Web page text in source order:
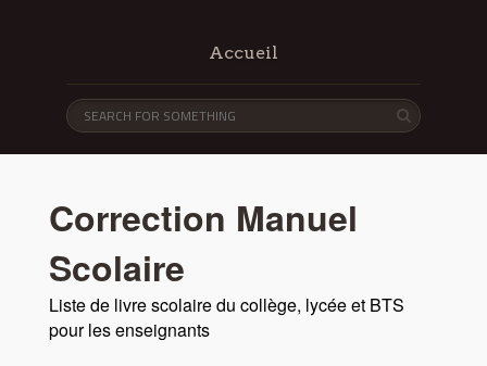
Accueil
Correction Manuel
Scolaire
Liste de livre scolaire du collège, lycée et BTS
pour les enseignants